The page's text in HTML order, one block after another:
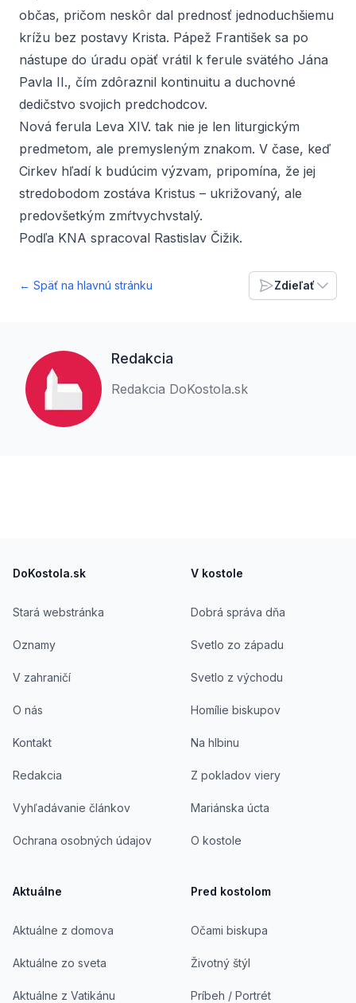
občas, pričom neskôr dal prednosť jednoduchšiemu
krížu bez postavy Krista. Pápež František sa po
nástupe do úradu opäť vrátil k ferule svätého Jána
Pavla II., čím zdôraznil kontinuitu a duchovné
dedičstvo svojich predchodcov.
Nová ferula Leva XIV. tak nie je len liturgickým
predmetom, ale premysleným znakom. V čase, keď
Cirkev hľadí k budúcim výzvam, pripomína, že jej
stredobodom zostáva Kristus – ukrižovaný, ale
predovšetkým zmŕtvychvstalý.
Podľa KNA spracoval Rastislav Čižik.
← Späť na hlavnú stránku Zdieľať
Redakcia
Redakcia DoKostola.sk
DoKostola.sk
Stará webstránka
Oznamy
V zahraničí
O nás
Kontakt
Redakcia
Vyhľadávanie článkov
Ochrana osobných údajov
Aktuálne
Aktuálne z domova
Aktuálne zo sveta
Aktuálne z Vatikánu
V kostole
Dobrá správa dňa
Svetlo zo západu
Svetlo z východu
Homílie biskupov
Na hlbinu
Z pokladov viery
Mariánska úcta
O kostole
Pred kostolom
Očami biskupa
Životný štýl
Príbeh / Portrét